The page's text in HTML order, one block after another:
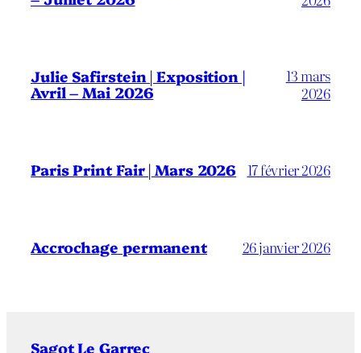
Julie Safirstein | Exposition |
Avril – Mai 2026
13 mars
2026
Paris Print Fair | Mars 2026 17 février 2026
Accrochage permanent 26 janvier 2026
Sagot Le Garrec